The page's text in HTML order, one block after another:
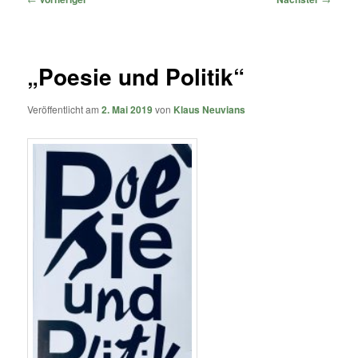
„Poesie und Politik“
Veröffentlicht am2. Mai 2019von Klaus Neuvians